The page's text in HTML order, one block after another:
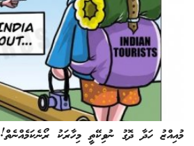
މުއިއްޒު ހަދާ ދޮގު ނުވިކޭތީ މިހާރަކު ރޯނެކަމެއްނެތް!